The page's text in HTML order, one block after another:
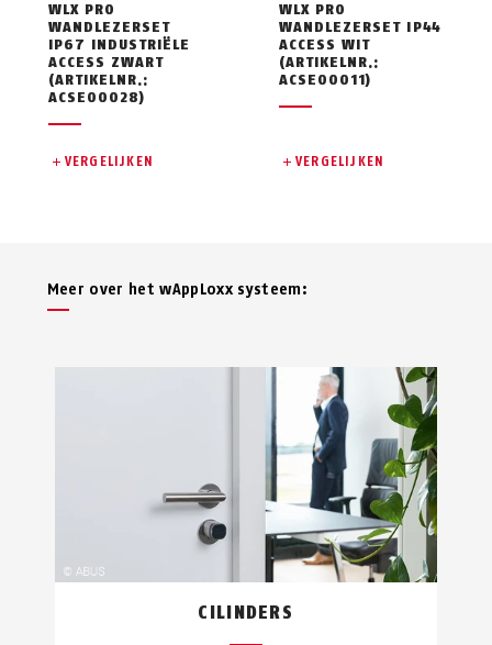
WLX PRO
WANDLEZERSET
IP67 INDUSTRIËLE
ACCESS ZWART
(ARTIKELNR.:
ACSE00028)
VERGELIJKEN
WLX PRO
WANDLEZERSET IP44
ACCESS WIT
(ARTIKELNR.:
ACSE00011)
VERGELIJKEN
Meer over het wAppLoxx systeem:
CILINDERS